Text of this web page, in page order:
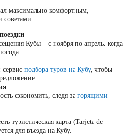
максимально комфортным,
советами:
Кубы – с ноября по апрель, когда
сервис подбора туров на Кубу, чтобы
сэкономить, следя за горящими
туристическая карта (Tarjeta de
для въезда на Кубу.